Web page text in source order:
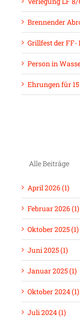
Brennender
Grillfest der FF-
Person in
Ehrungen für
Alle Beiträge
April 2026 (1)
Februar 2026 (1)
Oktober 2025 (1)
Juni 2025 (1)
Januar 2025 (1)
Oktober 2024 (1)
Juli 2024 (1)